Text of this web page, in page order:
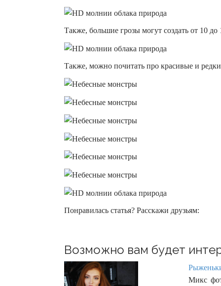
Также, большие грозы могут создать от 10
Также, можно почитать про красивые и
Понравилась статья? Расскажи друзьям:
Возможно вам будет
Микс